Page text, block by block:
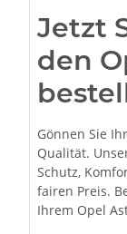
Jetzt
den
Gönnen Sie
Qualität.
Schutz,
fairen Preis.
Ihrem Opel